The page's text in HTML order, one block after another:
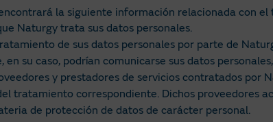
la siguiente información relacionada con
Naturgy trata sus datos personales.
de sus datos personales por parte de
en su caso, podrían comunicarse sus datos
y prestadores de servicios contratados
tratamiento correspondiente. Dichos proveedores
de protección de datos de carácter personal.